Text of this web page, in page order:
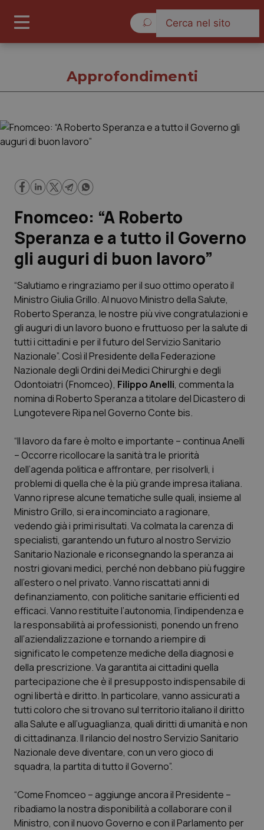
Governo e Parlamento
Regioni e Asl
Lavoro e Professioni
Scienza e Farmaci
Studi e Analisi
Lettere al direttore
Edizioni Regionali
QS Pro
Professionisti Sanitari.AI
Abruzzo
Basilicata
Calabria
Campania
Emilia-Romagna
Friuli Venezia Giulia
Lazio
Liguria
Lombardia
Marche
Piemonte
QS Pro Gold
Artrite & artrosi
Asma & BPCO
Car-T
Colesterolo & coronaropatie
Dermatite Atopica
Diabete & glucometri
Disturbi dell’umore
Dolore
Donna & Salute
HIV
QS Club Newsletter
Approfondimenti
Fnomceo: “A Roberto
Speranza e a tutto il Governo
gli auguri di buon lavoro”
“Salutiamo e ringraziamo per il suo ottimo operato il
Ministro Giulia Grillo. Al nuovo Ministro della Salute,
Roberto Speranza, le nostre più vive congratulazioni e
gli auguri di un lavoro buono e fruttuoso per la salute di
tutti i cittadini e per il futuro del Servizio Sanitario
Nazionale”. Così il Presidente della Federazione
Nazionale degli Ordini dei Medici Chirurghi e degli
Odontoiatri (Fnomceo), Filippo Anelli, commenta la
nomina di Roberto Speranza a titolare del Dicastero di
Lungotevere Ripa nel Governo Conte bis.
“Il lavoro da fare è molto e importante – continua Anelli
– Occorre ricollocare la sanità tra le priorità
dell’agenda politica e affrontare, per risolverli, i
problemi di quella che è la più grande impresa italiana.
Vanno riprese alcune tematiche sulle quali, insieme al
Ministro Grillo, si era incominciato a ragionare,
vedendo già i primi risultati. Va colmata la carenza di
specialisti, garantendo un futuro al nostro Servizio
Sanitario Nazionale e riconsegnando la speranza ai
nostri giovani medici, perché non debbano più fuggire
all’estero o nel privato. Vanno riscattati anni di
definanziamento, con politiche sanitarie efficienti ed
efficaci. Vanno restituite l’autonomia, l’indipendenza e
la responsabilità ai professionisti, ponendo un freno
all’aziendalizzazione e tornando a riempire di
significato le competenze mediche della diagnosi e
della prescrizione. Va garantita ai cittadini quella
partecipazione che è il presupposto indispensabile di
ogni libertà e diritto. In particolare, vanno assicurati a
tutti coloro che si trovano sul territorio italiano il diritto
alla Salute e all’uguaglianza, quali diritti di umanità e non
di cittadinanza. Il rilancio del nostro Servizio Sanitario
Nazionale deve diventare, con un vero gioco di
squadra, la partita di tutto il Governo”.
“Come Fnomceo – aggiunge ancora il Presidente –
ribadiamo la nostra disponibilità a collaborare con il
Ministro, con il nuovo Governo e con il Parlamento per